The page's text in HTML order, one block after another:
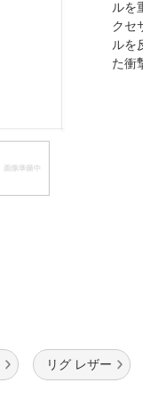
ルを
クセ
ルを
た衝
リグ レザー